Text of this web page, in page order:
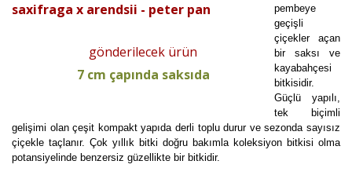
saxifraga x arendsii - peter pan
gönderilecek ürün
7 cm çapında saksıda
pembeye
geçişli
çiçekler açan
bir saksı ve
kayabahçesi
bitkisidir.
Güçlü yapılı,
tek biçimli
gelişimi olan çeşit kompakt yapıda derli toplu durur ve sezonda sayısız
çiçekle taçlanır. Çok yıllık bitki doğru bakımla koleksiyon bitkisi olma
potansiyelinde benzersiz güzellikte bir bitkidir.